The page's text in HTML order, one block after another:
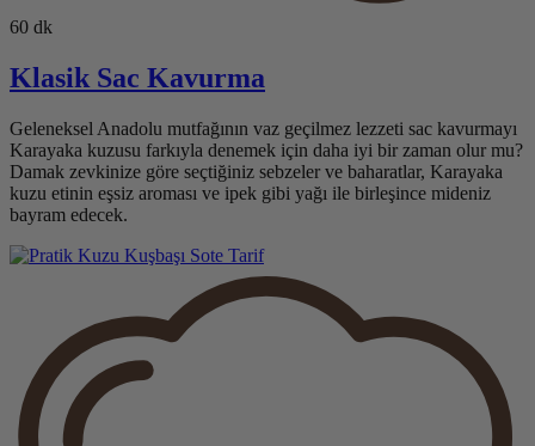
60 dk
Klasik Sac Kavurma
Geleneksel Anadolu mutfağının vaz geçilmez lezzeti sac kavurmayı
Karayaka kuzusu farkıyla denemek için daha iyi bir zaman olur mu?
Damak zevkinize göre seçtiğiniz sebzeler ve baharatlar, Karayaka
kuzu etinin eşsiz aroması ve ipek gibi yağı ile birleşince mideniz
bayram edecek.
Tarif